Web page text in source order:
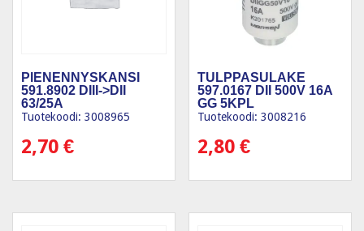
PIENENNYSKANSI
591.8902 DIII->DII
63/25A
Tuotekoodi: 3008965
2,70 €
TULPPASULAKE
597.0167 DII 500V 16A
GG 5KPL
Tuotekoodi: 3008216
2,80€